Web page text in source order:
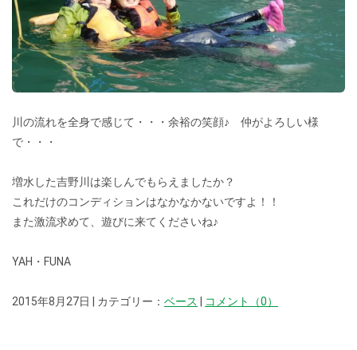
川の流れを全身で感じて・・・余裕の笑顔♪ 仲がよろしい様
で・・・
増水した吉野川は楽しんでもらえましたか？
これだけのコンディションはなかなかないですよ！！
また激流求めて、遊びに来てくださいね♪
YAH・FUNA
2015年8月27日 | カテゴリー： ベース コメント（0）